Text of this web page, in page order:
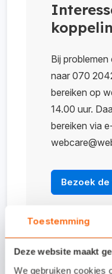
Toestemming
Deze website maakt
We gebruiken cookies
Bij
naar 070
bereiken op
14.00 uur.
bereiken via
Bezoek